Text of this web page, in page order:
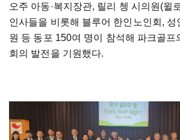
오주 아동 ·복지장관, 릴리 쳉 시의원(윌
인사들을 비롯해 블루어 한인 노인회 , 성
원 등 동포 150여 명이 참석해 파크골프
회의 발전을 기원했다.